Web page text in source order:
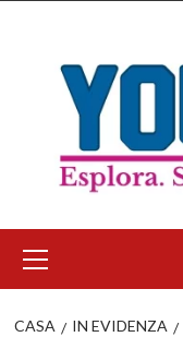
contenuto
principale
CASA IN EVIDENZA